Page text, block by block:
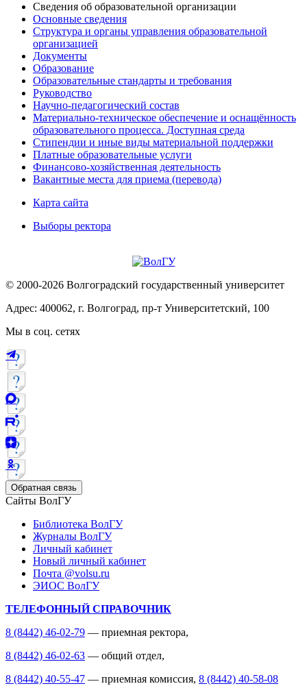
Сведения об образовательной организации
Основные сведения
Структура и органы управления образовательной
организацией
Документы
Образование
Образовательные стандарты и требования
Руководство
Научно-педагогический состав
Материально-техническое обеспечение и оснащённость
образовательного процесса. Доступная среда
Стипендии и иные виды материальной поддержки
Платные образовательные услуги
Финансово-хозяйственная деятельность
Вакантные места для приема (перевода)
Карта сайта
Выборы ректора
© 2000-2026 Волгоградский государственный университет
Адрес: 400062, г. Волгоград, пр-т Университетский, 100
Мы в соц. сетях
Обратная связь
Сайты ВолГУ
Библиотека ВолГУ
Журналы ВолГУ
Личный кабинет
Новый личный кабинет
Почта @volsu.ru
ЭИОС ВолГУ
ТЕЛЕФОННЫЙ СПРАВОЧНИК
8 (8442) 46-02-79 — приемная ректора,
8 (8442) 46-02-63 — общий отдел,
8 (8442) 40-55-47 — приемная комиссия, 8 (8442) 40-58-08